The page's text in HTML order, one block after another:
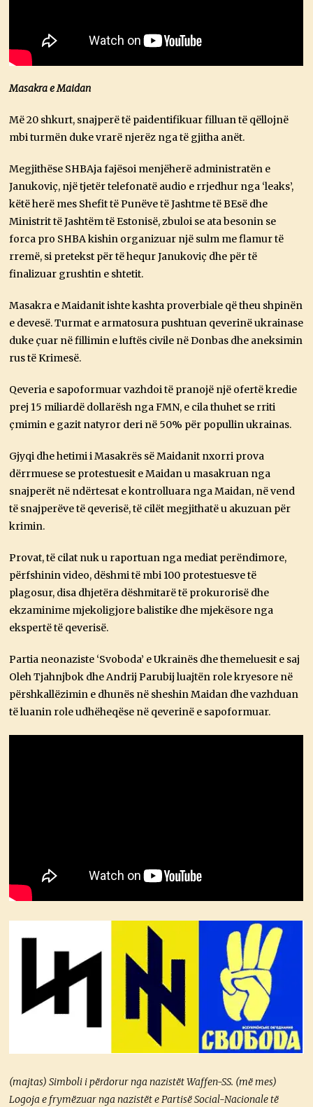
Masakra e Maidan
Më 20 shkurt, snajperë të paidentifikuar filluan të qëllojnë
mbi turmën duke vrarë njerëz nga të gjitha anët.
Megjithëse SHBAja fajësoi menjëherë administratën e
Janukoviç, një tjetër telefonatë audio e rrjedhur nga ‘leaks’,
këtë herë mes Shefit të Punëve të Jashtme të BEsë dhe
Ministrit të Jashtëm të Estonisë, zbuloi se ata besonin se
forca pro SHBA kishin organizuar një sulm me flamur të
rremë, si pretekst për të hequr Janukoviç dhe për të
finalizuar grushtin e shtetit.
Masakra e Maidanit ishte kashta proverbiale që theu shpinën
e devesë. Turmat e armatosura pushtuan qeverinë ukrainase
duke çuar në fillimin e luftës civile në Donbas dhe aneksimin
rus të Krimesë.
Qeveria e sapoformuar vazhdoi të pranojë një ofertë kredie
prej 15 miliardë dollarësh nga FMN, e cila thuhet se rriti
çmimin e gazit natyror deri në 50% për popullin ukrainas.
Gjyqi dhe hetimi i Masakrës së Maidanit nxorri prova
dërrmuese se protestuesit e Maidan u masakruan nga
snajperët në ndërtesat e kontrolluara nga Maidan, në vend
të snajperëve të qeverisë, të cilët megjithatë u akuzuan për
krimin.
Provat, të cilat nuk u raportuan nga mediat perëndimore,
përfshinin video, dëshmi të mbi 100 protestuesve të
plagosur, disa dhjetëra dëshmitarë të prokurorisë dhe
ekzaminime mjekoligjore balistike dhe mjekësore nga
ekspertë të qeverisë.
Partia neonaziste ‘Svoboda’ e Ukrainës dhe themeluesit e saj
Oleh Tjahnjbok dhe Andrij Parubij luajtën role kryesore në
përshkallëzimin e dhunës në sheshin Maidan dhe vazhduan
të luanin role udhëheqëse në qeverinë e sapoformuar.
(majtas) Simboli i përdorur nga nazistët Waffen-SS. (më mes)
Logoja e frymëzuar nga nazistët e Partisë Social-Nacionale të